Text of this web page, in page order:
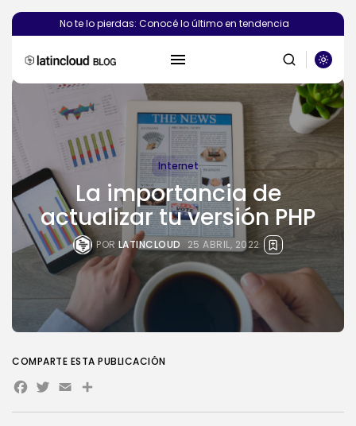
No te lo pierdas: Conocé lo último en tendencia
BUSCAR
PUBLICACIONES RECIENTES
Novedades
¿Deberías crear el sitio web de...
POR 6 AGOSTO, 2026
Novedades
PORSEBASTIÁN PINEDA 23 JULIO, 2026
Internet
La importancia de
actualizar tu versión PHP
POR LATINCLOUD 25 ABRIL, 2022
COMPARTE ESTA PUBLICACIÓN
Facebook
Twitter
Email